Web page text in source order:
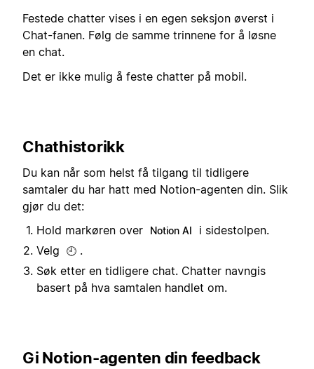
Festede chatter vises i en egen seksjon øverst i
Chat-fanen. Følg de samme trinnene for å løsne
en chat.
Det er ikke mulig å feste chatter på mobil.
Chathistorikk
Du kan når som helst få tilgang til tidligere
samtaler du har hatt med Notion-agenten din. Slik
gjør du det:
Hold markøren over
Notion AI
i sidestolpen.
Velg
🕘 .
Søk etter en tidligere chat. Chatter navngis
basert på hva samtalen handlet om.
Gi Notion-agenten din feedback